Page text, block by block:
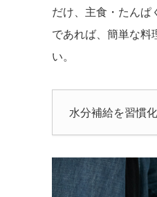
だけ、主食・たんぱ
であれば、簡単な料
い。
水分補給を習慣